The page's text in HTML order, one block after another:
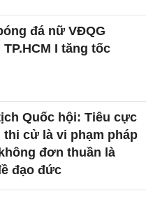
đá nữ VĐQG
TP.HCM I tăng tốc
Quốc hội: Tiêu cực
thi cử là vi phạm pháp
đơn thuần là
đạo đức